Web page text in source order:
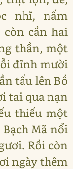
nhĩ, nấm
cần hai
thần, một
đĩnh mười
tấu lên Bồ
tai qua nạn
thiếu một
Mã nổi
Rồi còn
ngày thêm